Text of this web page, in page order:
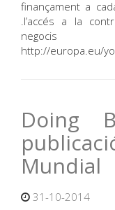
finançament a
.l’accés a la
http://europa.eu/
Doing
Mundial
31-10-2014